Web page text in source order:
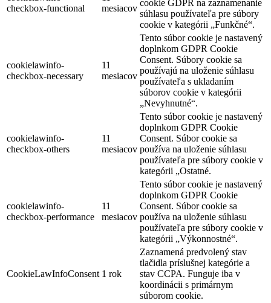
checkbox-functional
mesiacov
cookie GDPR na zaznamenanie
súhlasu používateľa pre súbory
cookie v kategórii „Funkčné“.
cookielawinfo-
checkbox-necessary
11
mesiacov
Tento súbor cookie je nastavený
doplnkom GDPR Cookie
Consent. Súbory cookie sa
používajú na uloženie súhlasu
používateľa s ukladaním
súborov cookie v kategórii
„Nevyhnutné“.
cookielawinfo-
checkbox-others
11
mesiacov
Tento súbor cookie je nastavený
doplnkom GDPR Cookie
Consent. Súbor cookie sa
používa na uloženie súhlasu
používateľa pre súbory cookie v
kategórii „Ostatné.
cookielawinfo-
checkbox-performance
11
mesiacov
Tento súbor cookie je nastavený
doplnkom GDPR Cookie
Consent. Súbor cookie sa
používa na uloženie súhlasu
používateľa pre súbory cookie v
kategórii „Výkonnostné“.
CookieLawInfoConsent 1 rok
Zaznamená predvolený stav
tlačidla príslušnej kategórie a
stav CCPA. Funguje iba v
koordinácii s primárnym
súborom cookie.